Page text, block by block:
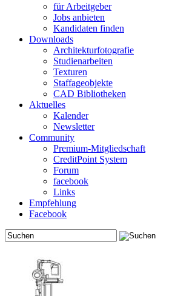
für Arbeitgeber
Jobs anbieten
Kandidaten finden
Downloads
Architekturfotografie
Studienarbeiten
Texturen
Staffageobjekte
CAD Bibliotheken
Aktuelles
Kalender
Newsletter
Community
Premium-Mitgliedschaft
CreditPoint System
Forum
facebook
Links
Empfehlung
Facebook